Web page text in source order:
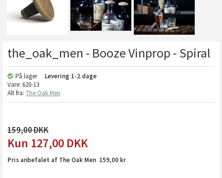
the_oak_men - Booze Vinprop - Spiral
På lager Levering 1-2 dage
Vare: 620-13
Alt fra: The Oak Men
159,00
127,00 DKK
Pris anbefalet af The Oak Men 159,00 kr